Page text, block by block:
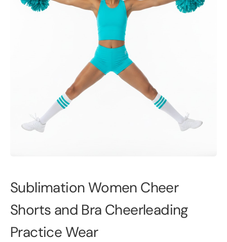
Sublimation Women Cheer
Shorts and Bra Cheerleading
Practice Wear